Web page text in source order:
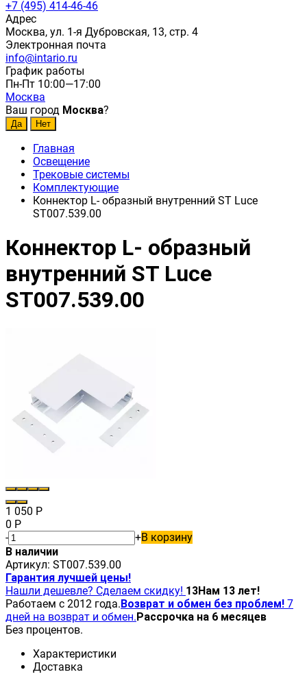
+7 (495) 414-46-46
Адрес
Москва, ул. 1-я Дубровская, 13, стр. 4
Электронная почта
info@intario.ru
График работы
Пн-Пт 10:00—17:00
Москва
Ваш город Москва?
Главная
Освещение
Трековые системы
Комплектующие
Коннектор L- образный внутренний ST Luce
ST007.539.00
Коннектор L- образный
внутренний ST Luce
ST007.539.00
1 050 Р
0 Р
-
+В корзину
В наличии
Артикул: ST007.539.00
Гарантия лучшей цены!
Нашли дешевле? Сделаем скидку! 13Нам 13 лет!
Работаем с 2012 года.Возврат и обмен без проблем! 7
дней на возврат и обмен.Рассрочка на 6 месяцев
Без процентов.
Характеристики
Доставка